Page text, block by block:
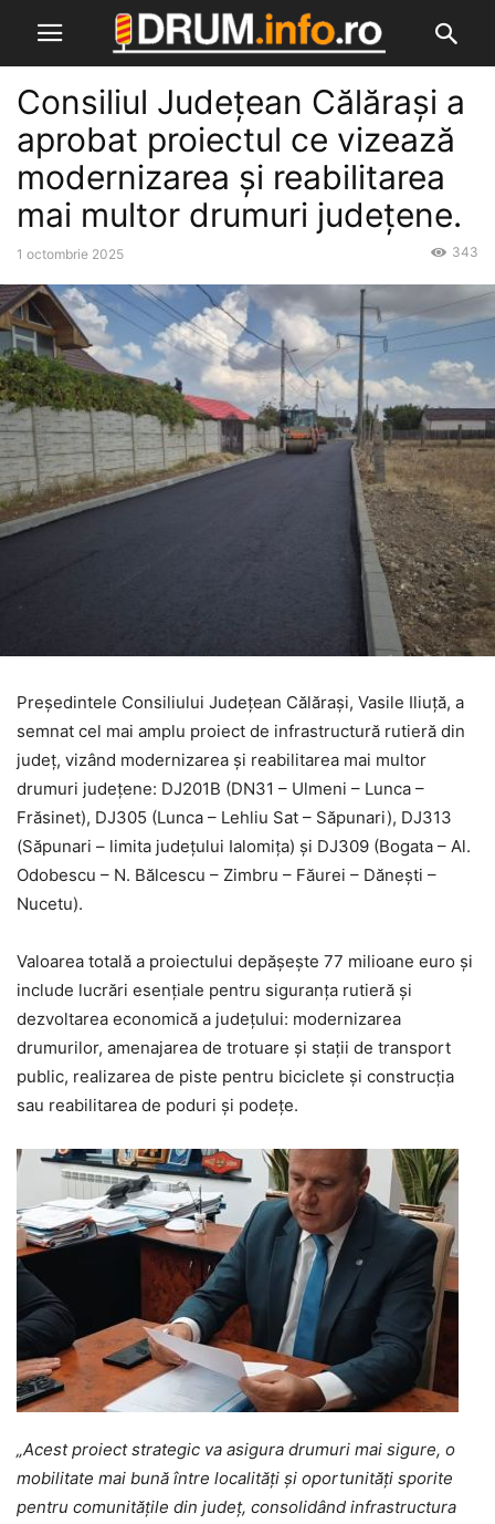
Consiliul Județean Călărași a
aprobat proiectul ce vizează
modernizarea și reabilitarea
mai multor drumuri județene.
1 octombrie 2025 343
Președintele Consiliului Județean Călărași, Vasile Iliuță, a
semnat cel mai amplu proiect de infrastructură rutieră din
județ, vizând modernizarea și reabilitarea mai multor
drumuri județene: DJ201B (DN31 – Ulmeni – Lunca –
Frăsinet), DJ305 (Lunca – Lehliu Sat – Săpunari), DJ313
(Săpunari – limita județului Ialomița) și DJ309 (Bogata – Al.
Odobescu – N. Bălcescu – Zimbru – Făurei – Dănești –
Nucetu).
Valoarea totală a proiectului depășește 77 milioane euro și
include lucrări esențiale pentru siguranța rutieră și
dezvoltarea economică a județului: modernizarea
drumurilor, amenajarea de trotuare și stații de transport
public, realizarea de piste pentru biciclete și construcția
sau reabilitarea de poduri și podețe.
„Acest proiect strategic va asigura drumuri mai sigure, o
mobilitate mai bună între localități și oportunități sporite
pentru comunitățile din județ, consolidând infrastructura